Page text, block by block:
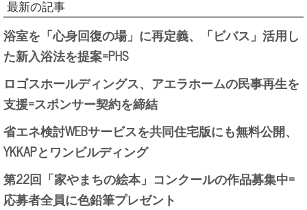
最新の記事
浴室を「心身回復の場」に再定義、「ビバス」活用し
た新入浴法を提案=PHS
ロゴスホールディングス、アエラホームの民事再生を
支援=スポンサー契約を締結
省エネ検討WEBサービスを共同住宅版にも無料公開、
YKKAPとワンビルディング
第22回「家やまちの絵本」コンクールの作品募集中=
応募者全員に色鉛筆プレゼント